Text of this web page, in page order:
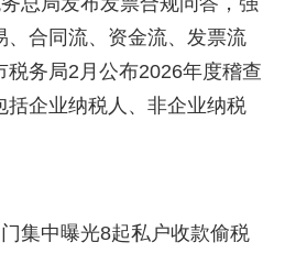
、合同流、资金流、发票流
税务局2月公布2026年度稽查
括企业纳税人、非企业纳税
中曝光8起私户收款偷税